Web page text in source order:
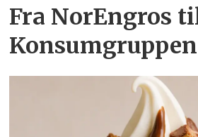
Fra NorEngros
Konsumgruppen